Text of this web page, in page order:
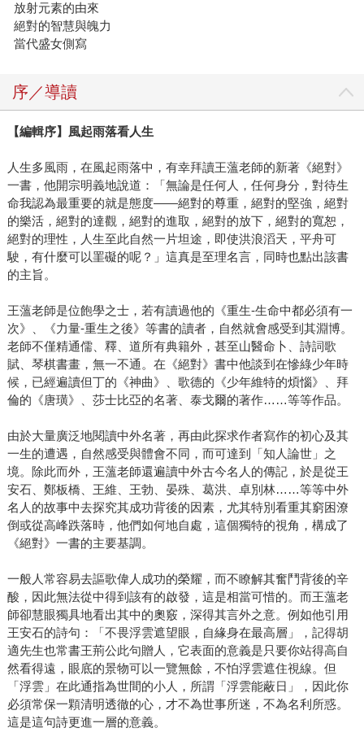
放射元素的由來
絕對的智慧與魄力
當代盛女側寫
序／導讀
【編輯序】風起雨落看人生
人生多風雨，在風起雨落中，有幸拜讀王薀老師的新著《絕對》
一書，他開宗明義地說道：「無論是任何人，任何身分，對待生
命我認為最重要的就是態度——絕對的尊重，絕對的堅強，絕對
的樂活，絕對的達觀，絕對的進取，絕對的放下，絕對的寬恕，
絕對的理性，人生至此自然一片坦途，即使洪浪滔天，平舟可
駛，有什麼可以罣礙的呢？」這真是至理名言，同時也點出該書
的主旨。
王薀老師是位飽學之士，若有讀過他的《重生-生命中都必須有一
次》、《力量-重生之後》等書的讀者，自然就會感受到其淵博。
老師不僅精通儒、釋、道所有典籍外，甚至山醫命卜、詩詞歌
賦、琴棋書畫，無一不通。在《絕對》書中他談到在慘綠少年時
候，已經遍讀但丁的《神曲》、歌德的《少年維特的煩惱》、拜
倫的《唐璜》、莎士比亞的名著、泰戈爾的著作……等等作品。
由於大量廣泛地閱讀中外名著，再由此探求作者寫作的初心及其
一生的遭遇，自然感受與體會不同，而可達到「知人論世」之
境。除此而外，王薀老師還遍讀中外古今名人的傳記，於是從王
安石、鄭板橋、王維、王勃、晏殊、葛洪、卓別林……等等中外
名人的故事中去探究其成功背後的因素，尤其特別看重其窮困潦
倒或從高峰跌落時，他們如何地自處，這個獨特的視角，構成了
《絕對》一書的主要基調。
一般人常容易去謳歌偉人成功的榮耀，而不瞭解其奮鬥背後的辛
酸，因此無法從中得到該有的啟發，這是相當可惜的。而王薀老
師卻慧眼獨具地看出其中的奧竅，深得其言外之意。例如他引用
王安石的詩句：「不畏浮雲遮望眼，自緣身在最高層」，記得胡
適先生也常書王荊公此句贈人，它表面的意義是只要你站得高自
然看得遠，眼底的景物可以一覽無餘，不怕浮雲遮住視線。但
「浮雲」在此通指為世間的小人，所謂「浮雲能蔽日」，因此你
必須常保一顆清明透徹的心，才不為世事所迷，不為名利所惑。
這是這句詩更進一層的意義。